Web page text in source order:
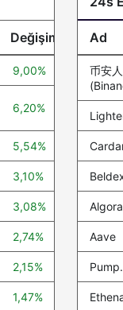
USYC 1,13
HBAR
6,39
0,67
PYUSD
SHIB
BUIDL 1,00
XAUT
UNI 4,02
Değişim
9,00%
6,20%
5,54%
3,10%
3,08%
2,74%
2,15%
1,47%
Ad
币安
Aave